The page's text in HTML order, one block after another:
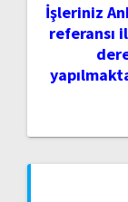
İşleriniz
referansı